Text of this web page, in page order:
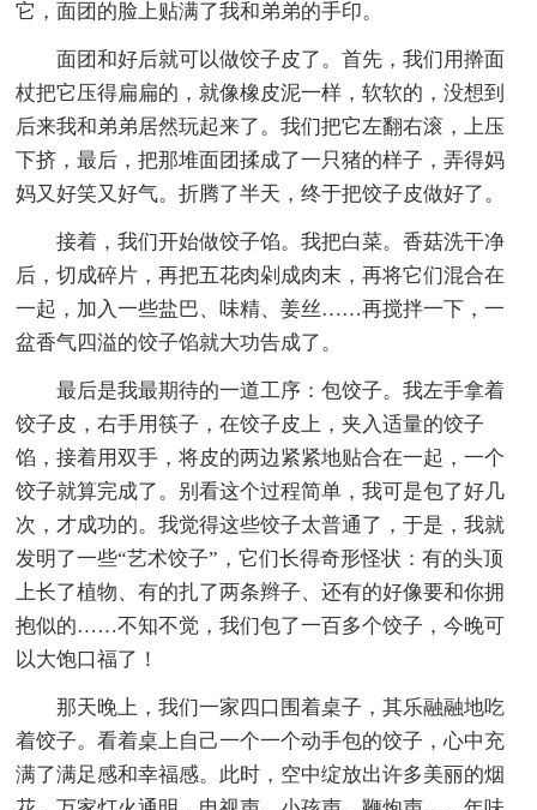
它，面团的脸上贴满了我和弟弟的手印。
面团和好后就可以做饺子皮了。首先，我们用擀面
杖把它压得扁扁的，就像橡皮泥一样，软软的，没想到
后来我和弟弟居然玩起来了。我们把它左翻右滚，上压
下挤，最后，把那堆面团揉成了一只猪的样子，弄得妈
妈又好笑又好气。折腾了半天，终于把饺子皮做好了。
接着，我们开始做饺子馅。我把白菜。香菇洗干净
后，切成碎片，再把五花肉剁成肉末，再将它们混合在
一起，加入一些盐巴、味精、姜丝……再搅拌一下，一
盆香气四溢的饺子馅就大功告成了。
最后是我最期待的一道工序：包饺子。我左手拿着
饺子皮，右手用筷子，在饺子皮上，夹入适量的饺子
馅，接着用双手，将皮的两边紧紧地贴合在一起，一个
饺子就算完成了。别看这个过程简单，我可是包了好几
次，才成功的。我觉得这些饺子太普通了，于是，我就
发明了一些“艺术饺子”，它们长得奇形怪状：有的头顶
上长了植物、有的扎了两条辫子、还有的好像要和你拥
抱似的……不知不觉，我们包了一百多个饺子，今晚可
以大饱口福了！
那天晚上，我们一家四口围着桌子，其乐融融地吃
着饺子。看着桌上自己一个一个动手包的饺子，心中充
满了满足感和幸福感。此时，空中绽放出许多美丽的烟